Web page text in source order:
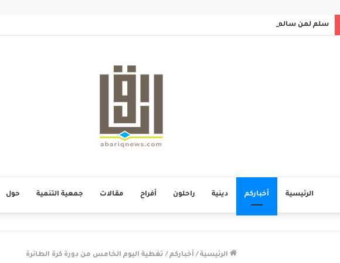
سلم لمن سالمكم
الرئيسية أخباركم دينية راحلون أفراح مقالات جمعية التنمية حول
الرئيسية / أخباركم / تغطية اليوم الخامس من دورة كرة الطائرة